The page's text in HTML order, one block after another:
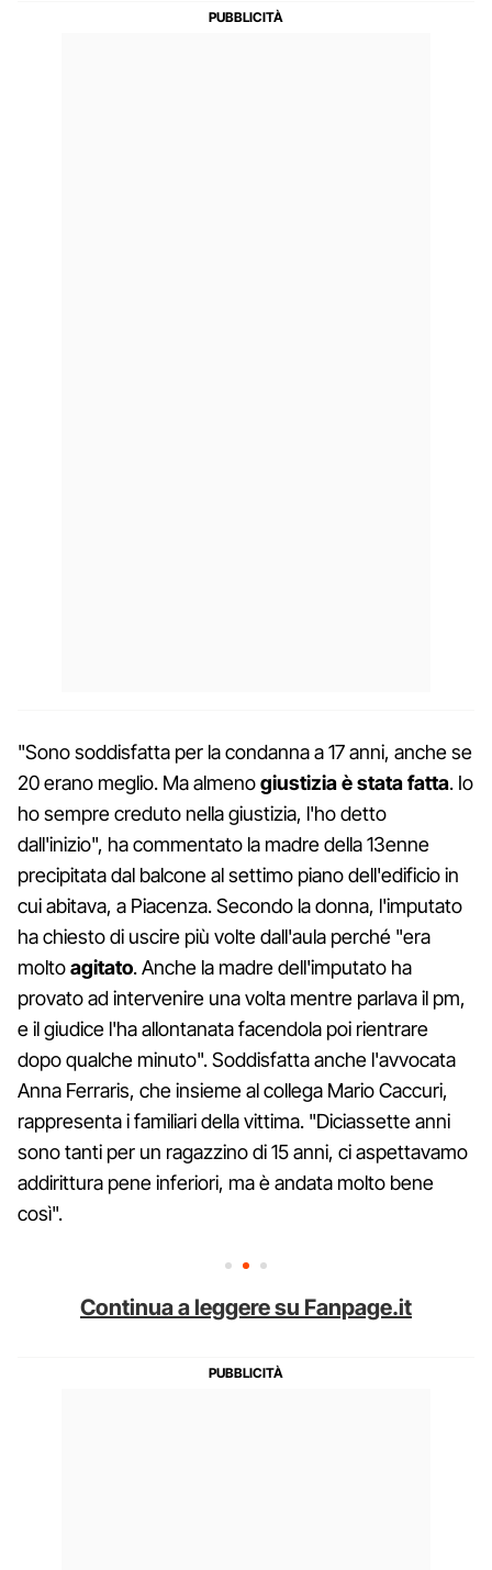
"Sono soddisfatta per la condanna a 17 anni, anche se
20 erano meglio. Ma almenogiustizia è stata fatta. Io
ho sempre creduto nella giustizia, l'ho detto
dall'inizio", ha commentato la madre della 13enne
precipitata dal balcone al settimo piano dell'edificio in
cui abitava, a Piacenza. Secondo la donna, l'imputato
ha chiesto di uscire più volte dall'aula perché "era
moltoagitato. Anche la madre dell'imputato ha
provato ad intervenire una volta mentre parlava il pm,
e il giudice l'ha allontanata facendola poi rientrare
dopo qualche minuto". Soddisfatta anche l'avvocata
Anna Ferraris, che insieme al collega Mario Caccuri,
rappresenta i familiari della vittima. "Diciassette anni
sono tanti per un ragazzino di 15 anni, ci aspettavamo
addirittura pene inferiori, ma è andata molto bene
così".
Continua a leggere su Fanpage.it